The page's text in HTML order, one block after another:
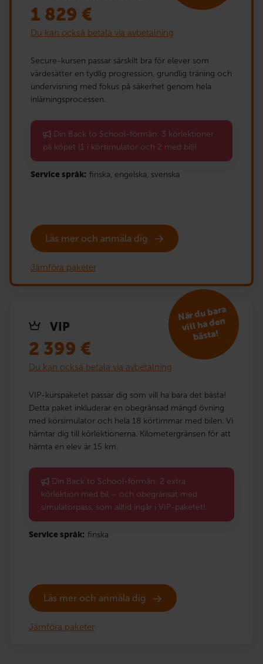
1 829 €
Du kan också betala via avbetalning
Secure-kursen passar särskilt bra för elever som
värdesätter en tydlig progression, grundlig träning och
undervisning med fokus på säkerhet genom hela
inlärningsprocessen.
Din Back to School-förmån: 3 körlektioner
på köpet (1 i körsimulator och 2 med bil)!
Service språk: finska, engelska, svenska
Läs mer och anmäla dig
Jämföra paketer
VIP
När du bara
vill ha den
bästa!
2 399 €
Du kan också betala via avbetalning
VIP-kurspaketet passar dig som vill ha bara det bästa!
Detta paket inkluderar en obegränsad mängd övning
med körsimulator och hela 18 körtimmar med bilen. Vi
hämtar dig till körlektionerna. Kilometergränsen för att
hämta en elev är 15 km.
Din Back to School-förmån: 2 extra
körlektion med bil – och obegränsat med
simulatorpass, som alltid ingår i VIP-paketet!
Service språk: finska
Läs mer och anmäla dig
Jämföra paketer